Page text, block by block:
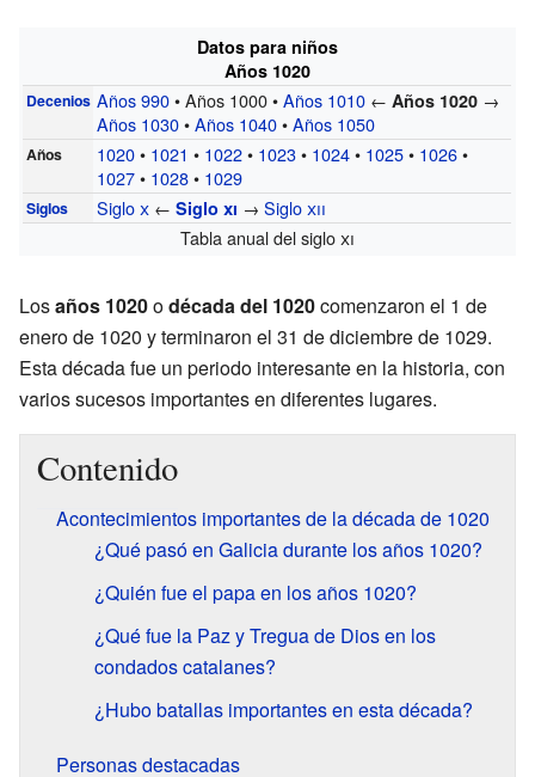
Datos para niños
Años 1020
Decenios Años 990• Años 1000 •Años 1010 ←Años 1020 →
Años 1030•Años 1040•Años 1050
Años 1020• 1021 • 1022• 1023• 1024• 1025• 1026•
1027• 1028• 1029
Siglos Siglox ←Sigloxi →Sigloxii
Tabla anual del sigloxi
Losaños 1020odécada del 1020comenzaron el 1 de
enero de 1020 y terminaron el 31 de diciembre de 1029.
Esta década fue un periodo interesante en la historia, con
varios sucesos importantes en diferentes lugares.
Contenido
Acontecimientos importantes de la década de 1020
¿Qué pasó en Galicia durante los años 1020?
¿Quién fue el papa en los años 1020?
¿Qué fue la Paz y Tregua de Dios en los
condados catalanes?
¿Hubo batallas importantes en esta década?
Personas destacadas